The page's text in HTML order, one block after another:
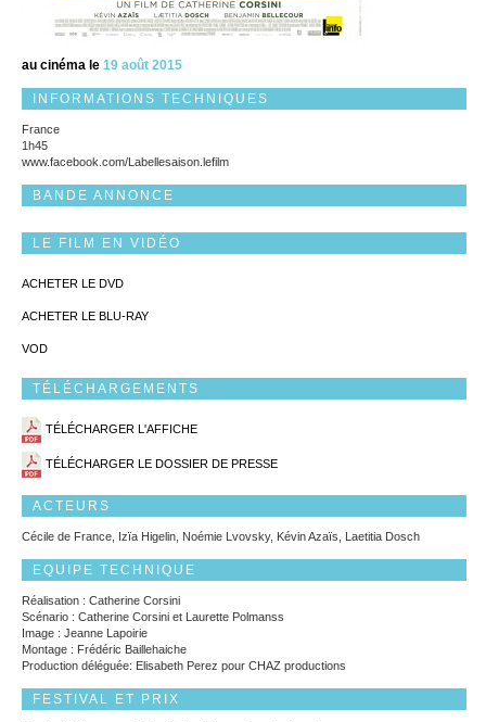
au cinéma le 19 août 2015
INFORMATIONS TECHNIQUES
France
1h45
www.facebook.com/Labellesaison.lefilm
BANDE ANNONCE
LE FILM EN VIDÉO
ACHETER LE DVD
ACHETER LE BLU-RAY
VOD
TÉLÉCHARGEMENTS
TÉLÉCHARGER L'AFFICHE
TÉLÉCHARGER LE DOSSIER DE PRESSE
ACTEURS
Cécile de France, Izïa Higelin, Noémie Lvovsky, Kévin Azaïs, Laetitia Dosch
EQUIPE TECHNIQUE
Réalisation : Catherine Corsini
Scénario : Catherine Corsini et Laurette Polmanss
Image : Jeanne Lapoirie
Montage : Frédéric Baillehaiche
Production déléguée: Elisabeth Perez pour CHAZ productions
FESTIVAL ET PRIX